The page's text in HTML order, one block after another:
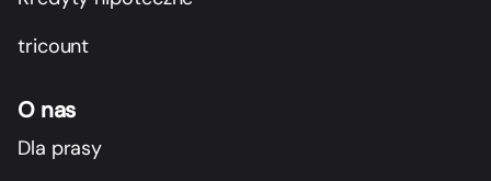
tricount
O nas
Dla prasy